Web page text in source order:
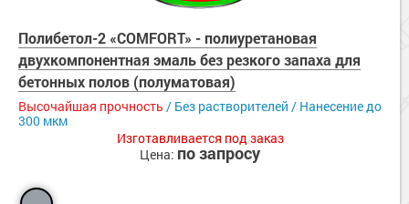
Полибетол-2 «COMFORT» - полиуретановая
двухкомпонентная эмаль без резкого запаха для
бетонных полов (полуматовая)
Высочайшая прочность / Без растворителей / Нанесение до
300 мкм
Изготавливается под заказ
Цена: по запросу